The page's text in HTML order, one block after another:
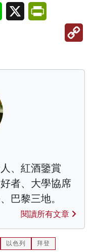
Line X
、紅酒鑒賞
者、大學協席
巴黎三地。
閱讀所有文章
以色列 拜登